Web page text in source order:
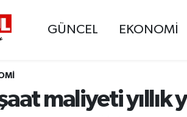
GÜNCEL EKONOMİ
maliyeti yıllık